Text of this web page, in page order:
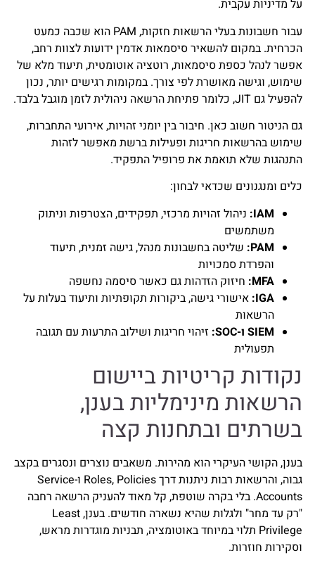
על מדיניות עקבית.
עבור חשבונות בעלי הרשאות חזקות, PAM הוא שכבה כמעט
הכרחית. במקום להשאיר סיסמאות אדמין ידועות לצוות רחב,
אפשר לנהל כספת סיסמאות, רוטציה אוטומטית, תיעוד מלא של
שימוש, וגישה מאושרת לפי צורך. במקומות רגישים יותר, נכון
להפעיל גם JIT, כלומר פתיחת הרשאה ניהולית לזמן מוגבל בלבד.
גם הניטור חשוב כאן. חיבור בין יומני זהויות, אירועי התחברות,
שימוש בהרשאות חריגות ופעילות ברשת מאפשר לזהות
התנהגות שלא תואמת את פרופיל התפקיד.
כלים ומנגנונים שכדאי לבחון:
IAM: ניהול זהויות מרכזי, תפקידים, הצטרפות וניתוק
משתמשים
PAM: שליטה בחשבונות מנהל, גישה זמנית, תיעוד
והפרדת סמכויות
MFA: חיזוק הזדהות גם כאשר סיסמה נחשפה
IGA: אישורי גישה, ביקורות תקופתיות ותיעוד בעלות על
הרשאות
SIEM ו-SOC:
זיהוי חריגות ושילוב התרעות עם תגובה
תפעולית
נקודות קריטיות ביישום
הרשאות מינימליות בענן,
בשרתים ובתחנות קצה
בענן, הקושי העיקרי הוא מהירות. משאבים נוצרים ונסגרים בקצב
גבוה, והרשאות רבות ניתנות דרך Roles, Policies ו-Service
Accounts. בלי בקרה שוטפת, קל מאוד להעניק הרשאה רחבה
"רק עד מחר" ולגלות שהיא נשארה חודשים. בענן, Least
Privilege תלוי במיוחד באוטומציה, תבניות מוגדרות מראש,
וסקירות חוזרות.